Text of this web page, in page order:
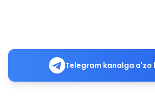
Telegram kanalga a'zo